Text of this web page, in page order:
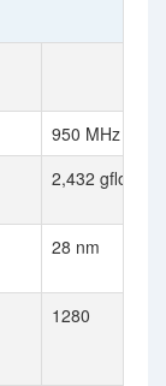
950 MHz
2,432 gflops
28 nm
1280